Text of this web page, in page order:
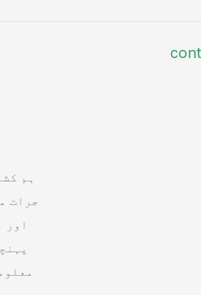
ہم
جرات
اور